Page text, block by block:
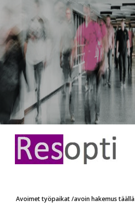
Avoimet työpaikat /avoin hakemus täällä